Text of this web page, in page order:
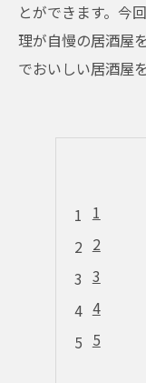
とができます。今
理が自慢の居酒屋
でおいしい居酒屋
1
2
3
4
5